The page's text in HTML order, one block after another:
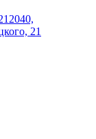
21